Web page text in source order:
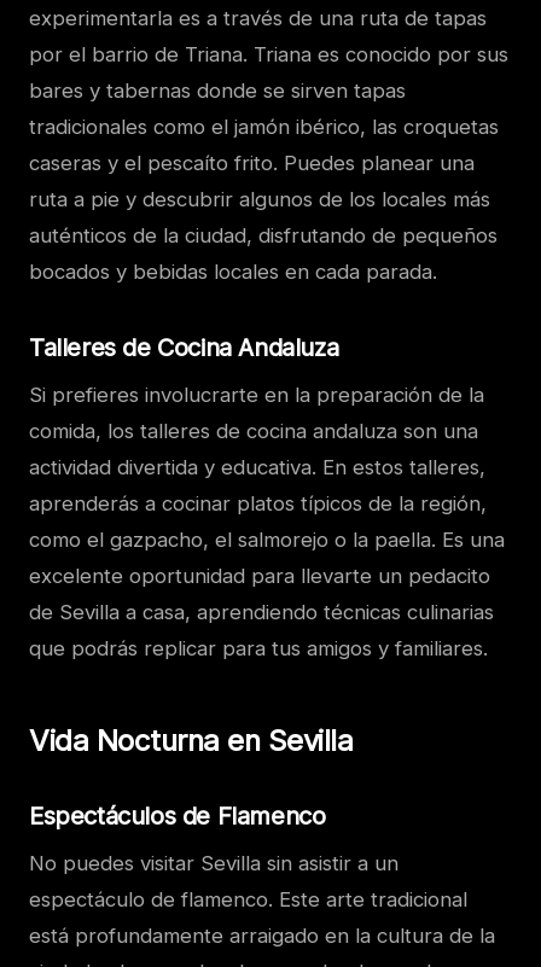
experimentarla es a través de una ruta de tapas
por el barrio de Triana. Triana es conocido por sus
bares y tabernas donde se sirven tapas
tradicionales como el jamón ibérico, las croquetas
caseras y el pescaíto frito. Puedes planear una
ruta a pie y descubrir algunos de los locales más
auténticos de la ciudad, disfrutando de pequeños
bocados y bebidas locales en cada parada.
Talleres de Cocina Andaluza
Si prefieres involucrarte en la preparación de la
comida, los talleres de cocina andaluza son una
actividad divertida y educativa. En estos talleres,
aprenderás a cocinar platos típicos de la región,
como el gazpacho, el salmorejo o la paella. Es una
excelente oportunidad para llevarte un pedacito
de Sevilla a casa, aprendiendo técnicas culinarias
que podrás replicar para tus amigos y familiares.
Vida Nocturna en Sevilla
Espectáculos de Flamenco
No puedes visitar Sevilla sin asistir a un
espectáculo de flamenco. Este arte tradicional
está profundamente arraigado en la cultura de la